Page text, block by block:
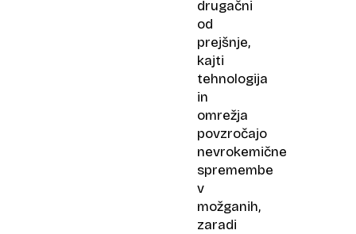
drugačni
od
prejšnje,
kajti
tehnologija
in
omrežja
povzročajo
nevrokemične
spremembe
v
možganih,
zaradi